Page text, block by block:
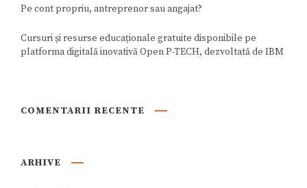
Pe cont propriu, antreprenor sau angajat?
Cursuri și resurse educaționale gratuite disponibile pe
platforma digitală inovativă Open P-TECH, dezvoltată de IBM
COMENTARII RECENTE
ARHIVE